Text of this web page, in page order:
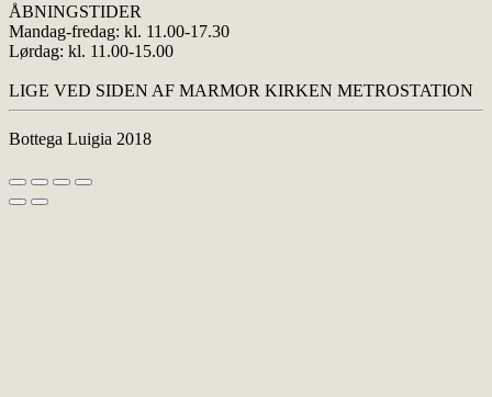
ÅBNINGSTIDER
Mandag-fredag: kl. 11.00-17.30
Lørdag: kl. 11.00-15.00
LIGE VED SIDEN AF MARMOR KIRKEN METROSTATION
Bottega Luigia 2018